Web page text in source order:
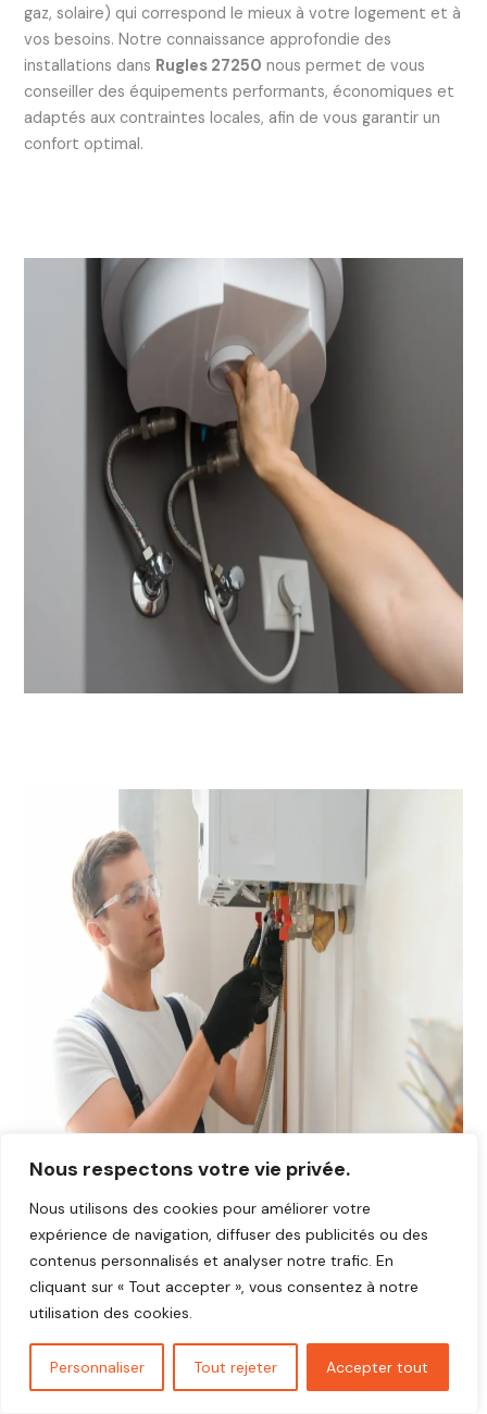
Nous respectons votre vie privée.
Nous utilisons des cookies pour améliorer votre
expérience de navigation, diffuser des publicités ou des
contenus personnalisés et analyser notre trafic. En
cliquant sur « Tout accepter », vous consentez à notre
utilisation des cookies.
Personnaliser Tout rejeter Accepter tout
gaz, solaire) qui correspond le mieux à votre logement et à
vos besoins. Notre connaissance approfondie des
installations dans Rugles 27250 nous permet de vous
conseiller des équipements performants, économiques et
adaptés aux contraintes locales, afin de vous garantir un
confort optimal.
Avis plombier Rugles 27250
Vous cherchez un plombier fiable et réactif dansRugles
27250?
bénéficié d’interventions rapides, soignées et au juste prix.
Nos artisans plombiers interviennent pour toutes vos